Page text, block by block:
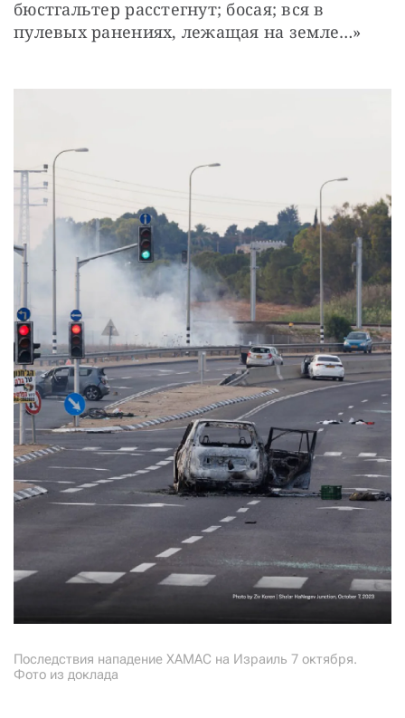
бюстгальтер расстегнут; босая; вся в
пулевых ранениях, лежащая на земле…»
Последствия нападение ХАМАС на Израиль 7 октября.
Фото из доклада